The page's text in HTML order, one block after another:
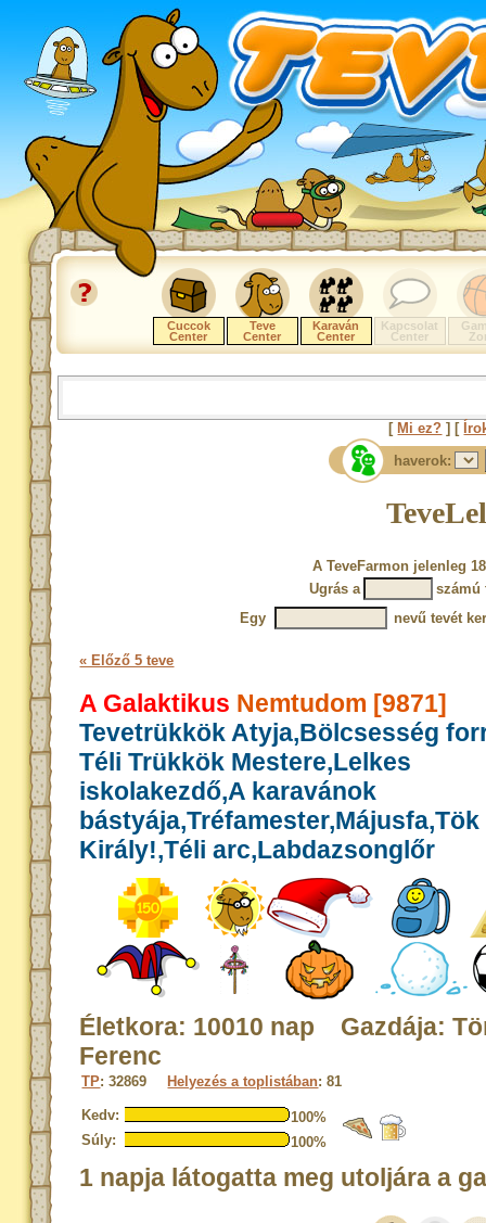
Cuccok
Center
Teve
Center
Karaván
Center
Kapcsolat
Center
[ Mi ez? ] [
haverok:
A TeveFarmon jelenleg
Ugrás a
számú
Egy
nevű tevét
« Előző 5 teve
A Galaktikus Nemtudom [9871]
Tevetrükkök Atyja,Bölcsesség
Téli Trükkök Mestere,Lelkes
iskolakezdő,A karavánok
bástyája,Tréfamester,Májusfa,Tök
Király!,Téli arc,Labdazsonglőr
Életkora: 10010 nap Gazdája:
Ferenc
TP: 32869 Helyezés a toplistában: 81
Kedv:
100%
Súly:
100%
1 napja látogatta meg utoljára a